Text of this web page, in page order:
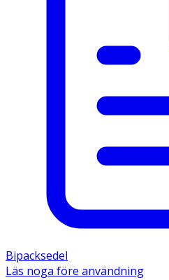
Bipacksedel
Läs noga före användning